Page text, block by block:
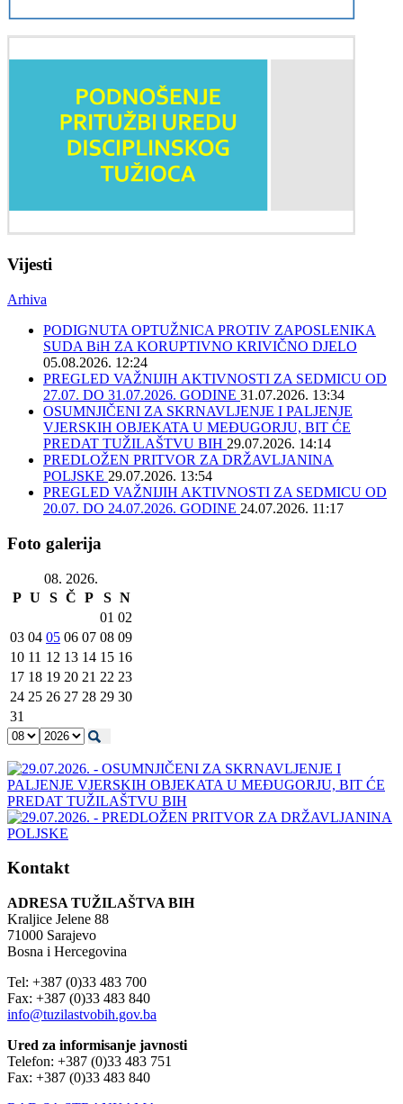
Vijesti
Arhiva
PODIGNUTA OPTUŽNICA PROTIV ZAPOSLENIKA
SUDA BiH ZA KORUPTIVNO KRIVIČNO DJELO
05.08.2026. 12:24
PREGLED VAŽNIJIH AKTIVNOSTI ZA SEDMICU OD
27.07. DO 31.07.2026. GODINE 31.07.2026. 13:34
OSUMNJIČENI ZA SKRNAVLJENJE I PALJENJE
VJERSKIH OBJEKATA U MEĐUGORJU, BIT ĆE
PREDAT TUŽILAŠTVU BIH 29.07.2026. 14:14
PREDLOŽEN PRITVOR ZA DRŽAVLJANINA
POLJSKE 29.07.2026. 13:54
PREGLED VAŽNIJIH AKTIVNOSTI ZA SEDMICU OD
20.07. DO 24.07.2026. GODINE 24.07.2026. 11:17
Foto galerija
08. 2026.
P U S Č P S N
01 02
03 04 05 06 07 08 09
10 11 12 13 14 15 16
17 18 19 20 21 22 23
24 25 26 27 28 29 30
31
Kontakt
ADRESA TUŽILAŠTVA BIH
Kraljice Jelene 88
71000 Sarajevo
Bosna i Hercegovina
Tel: +387 (0)33 483 700
Fax: +387 (0)33 483 840
info@tuzilastvobih.gov.ba
Ured za informisanje javnosti
Telefon: +387 (0)33 483 751
Fax: +387 (0)33 483 840